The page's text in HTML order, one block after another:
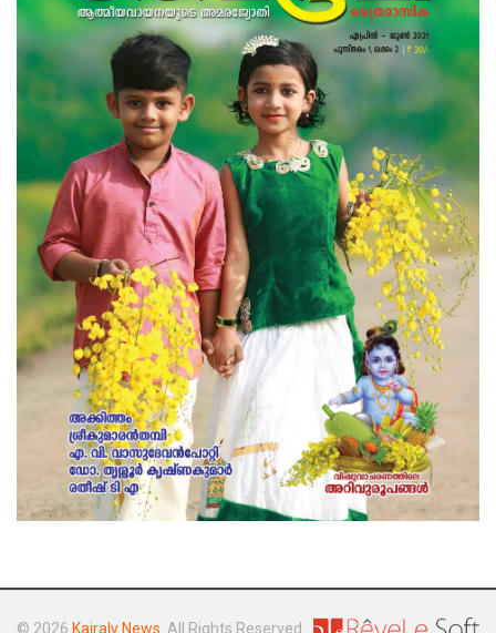
© 2026 Kairaly News . All Rights Reserved.